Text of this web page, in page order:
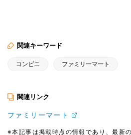
関連キーワード
コンビニ ファミリーマート
関連リンク
ファミリーマート
※本記事は掲載時点の情報であり、最新